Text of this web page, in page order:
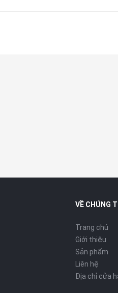
Sạc nhanh
khung
tràn viền
mạch.
VỀ CHÚNG
Trang chủ
Giới thiệu
Sản phẩm
Liên hệ
Địa chỉ cửa